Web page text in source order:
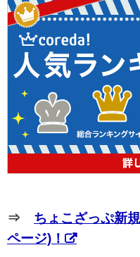
⇒ ちょこざっぷ新
ページ)！